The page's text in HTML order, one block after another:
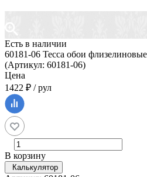
Есть в наличии
60181-06 Тесса обои
(Артикул: 60181-06)
Цена
1422 ₽ / рул
В корзину
Калькулятор